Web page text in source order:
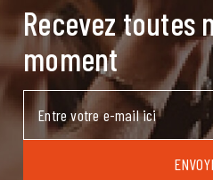
Recevez toutes
moment